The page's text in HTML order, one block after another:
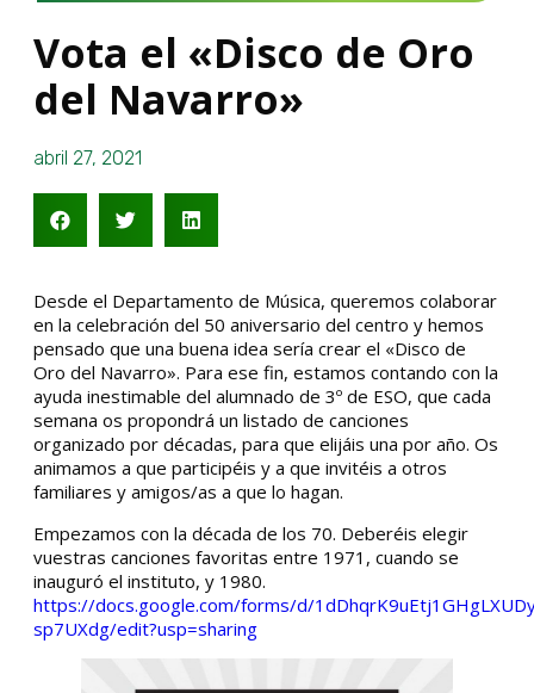
Vota el «Disco de Oro
del Navarro»
abril 27, 2021
Desde el Departamento de Música, queremos colaborar
en la celebración del 50 aniversario del centro y hemos
pensado que una buena idea sería crear el «Disco de
Oro del Navarro». Para ese fin, estamos contando con la
ayuda inestimable del alumnado de 3º de ESO, que cada
semana os propondrá un listado de canciones
organizado por décadas, para que elijáis una por año. Os
animamos a que participéis y a que invitéis a otros
familiares y amigos/as a que lo hagan.
Empezamos con la década de los 70. Deberéis elegir
vuestras canciones favoritas entre 1971, cuando se
inauguró el instituto, y 1980.
https://docs.google.com/forms/d/
sp7UXdg/edit?usp=sharing